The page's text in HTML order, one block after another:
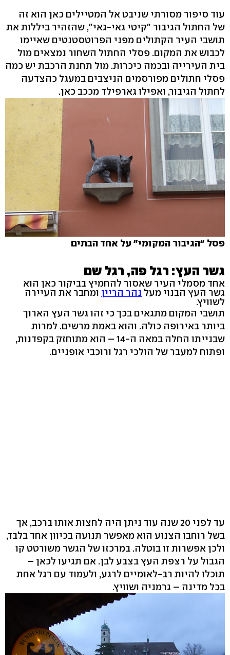
עוד סיפור מסורתי שניבט אל המטיילים כאן הוא זה
של החתול הגיבור "קיטי גאי-גאי", שהזהיר ביללות את
תושבי העיר הקתולים מפני הפרוטסטנטים שאיימו
לכבוש את המקום. פסלי החתול השחור נמצאים מול
בית העירייה ובכמה כיכרות. מול תחנת הרכבת יש כמה
פסלי חתולים מפורסמים הניצבים במעגל כהצדעה
לחתול הגיבור, ואפילו גארפילד מככב כאן.
פסל "הגיבור המקומי" על אחד הבתים
גשר העץ: רגל פה, רגל שם
אחד מסמלי העיר שאסור להחמיץ בביקור כאן הוא
גשר העץ הבנוי מעל נהר הריין ומחבר את העיירה
לשוויץ.
תושבי המקום מתגאים בכך כי זהו גשר העץ הארוך
ביותר באירופה כולה. והוא באמת מרשים. למרות
שבנייתו החלה במאה ה-14 – הוא מתוחזק בקפדנות,
ופתוח למעבר של הולכי רגל ורוכבי אופניים.
עד לפני 20 שנה עוד ניתן היה לחצות אותו ברכב, אך
בשל רוחבו הצנוע הוא מאפשר תנועה בכיוון אחד בלבד,
ולכן אפשרות זו בוטלה. במרכזו של הגשר משורטט קו
הגבול על רצפת העץ בצבע לבן. אם תגיעו לכאן –
תוכלו להיות רב-לאומיים לרגע, ולעמוד עם רגל אחת
בכל מדינה – גרמניה ושוויץ.